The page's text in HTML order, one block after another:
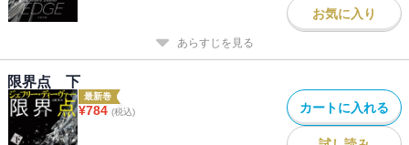
お気に入り
あらすじを見る
限界点 下
最新巻
¥784 (税込) カートに入れる